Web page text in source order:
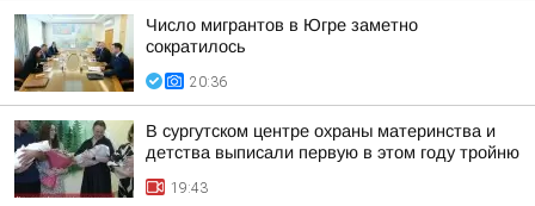
Число мигрантов в Югре заметно
сократилось
20:36
В сургутском центре охраны материнства и
детства выписали первую в этом году тройню
19:43